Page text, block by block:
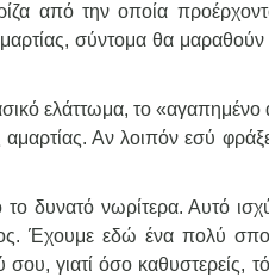
από την οποία
σύντομα θα
ελάττωμα, το
αμαρτίας. Αν λοιπόν εσύ
δυνατό νωρίτερα. Αυτό
Έχουμε εδώ ένα πολύ
γιατί όσο καθυστερείς,